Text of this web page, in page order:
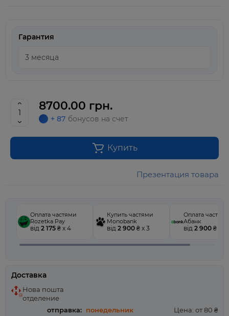
Гарантия
8700.00 грн.
+ 87 бонусов на счет
Купить
Презентация товара
Оплата частями
Rozetka Pay
від 2 175 ₴ x 4
Купить частями
Monobank
від 2 900 ₴ x 3
Оплата
Абанк
від 2 900 ₴ x 3
Доставка
Нова пошта
отделение
отправка: понедельник
Цена: от 80 ₴